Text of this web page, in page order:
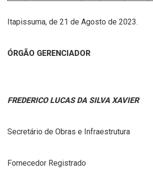
Itapissuma, de 21 de Agosto de 2023.
ÓRGÃO GERENCIADOR
FREDERICO LUCAS DA SILVA XAVIER
Secretário de Obras e Infraestrutura
Fornecedor Registrado